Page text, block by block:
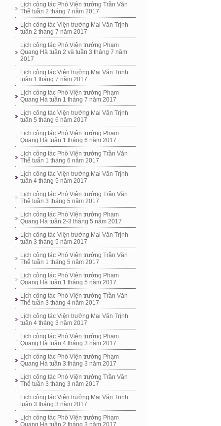
Lịch công tác Phó Viện trưởng Trần Văn
Thể tuần 2 tháng 7 năm 2017
Lịch công tác Viện trưởng Mai Văn Trịnh
tuần 2 tháng 7 năm 2017
Lịch công tác Phó Viện trưởng Phạm
Quang Hà tuần 2 và tuần 3 tháng 7 năm
2017
Lịch công tác Viện trưởng Mai Văn Trịnh
tuần 1 tháng 7 năm 2017
Lịch công tác Phó Viện trưởng Phạm
Quang Hà tuần 1 tháng 7 năm 2017
Lịch công tác Viện trưởng Mai Văn Trịnh
tuần 5 tháng 6 năm 2017
Lịch công tác Phó Viện trưởng Phạm
Quang Hà tuần 1 tháng 6 năm 2017
Lịch công tác Phó Viện trưởng Trần Văn
Thể tuấn 1 tháng 6 năm 2017
Lịch công tác Viện trưởng Mai Văn Trịnh
tuần 4 tháng 5 năm 2017
Lịch công tác Phó Viện trưởng Trần Văn
Thể tuần 3 tháng 5 năm 2017
Lịch công tác Phó Viện trưởng Phạm
Quang Hà tuần 2-3 tháng 5 năm 2017
Lịch công tác Viện trưởng Mai Văn Trịnh
tuần 3 tháng 5 năm 2017
Lịch công tác Phó Viện trưởng Trần Văn
Thể tuần 1 tháng 5 năm 2017
Lịch công tác Phó Viện trưởng Phạm
Quang Hà tuần 1 tháng 5 năm 2017
Lịch công tác Phó Viện trưởng Trần Văn
Thể tuần 3 tháng 4 năm 2017
Lịch công tác Viện trưởng Mai Văn Trịnh
tuần 4 tháng 3 năm 2017
Lịch công tác Phó Viện trưởng Phạm
Quang Hà tuần 4 tháng 3 năm 2017
Lịch công tác Phó Viện trưởng Phạm
Quang Hà tuần 3 tháng 3 năm 2017
Lịch công tác Phó Viện trưởng Trần Văn
Thể tuần 3 tháng 3 năm 2017
Lịch công tác Viện trưởng Mai Văn Trịnh
tuần 3 tháng 3 năm 2017
Lịch công tác Phó Viện trưởng Phạm
Quang Hà tuần 2 tháng 3 năm 2017